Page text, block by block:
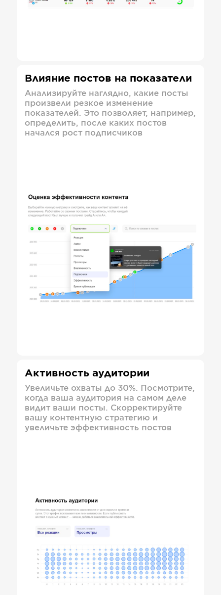
Влияние постов на показатели
Анализируйте наглядно, какие посты
произвели резкое изменение
показателей. Это позволяет, например,
определить, после каких постов
начался рост подписчиков
Активность аудитории
Увеличьте охваты до 30%. Посмотрите,
когда ваша аудитория на самом деле
видит ваши посты. Скорректируйте
вашу контентную стратегию и
увеличьте эффективность постов